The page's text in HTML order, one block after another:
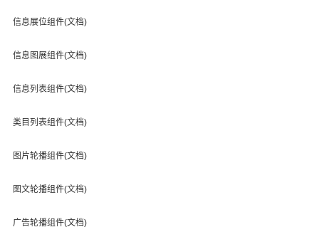
信息展位组件(文档)
信息图展组件(文档)
信息列表组件(文档)
类目列表组件(文档)
图片轮播组件(文档)
图文轮播组件(文档)
广告轮播组件(文档)